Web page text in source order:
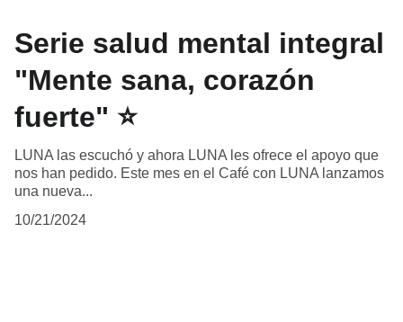
Serie salud mental integral
"Mente sana, corazón
fuerte" ⭐
LUNA las escuchó y ahora LUNA les ofrece el apoyo que
nos han pedido. Este mes en el Café con LUNA lanzamos
una nueva...
10/21/2024